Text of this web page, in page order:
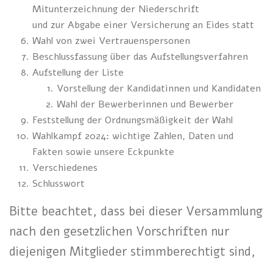
Mitunterzeichnung der Niederschrift
und zur Abgabe einer Versicherung an Eides statt
Wahl von zwei Vertrauenspersonen
Beschlussfassung über das Aufstellungsverfahren
Aufstellung der Liste
Vorstellung der Kandidatinnen und Kandidaten
Wahl der Bewerberinnen und Bewerber
Feststellung der Ordnungsmäßigkeit der Wahl
Wahlkampf 2024: wichtige Zahlen, Daten und
Fakten sowie unsere Eckpunkte
Verschiedenes
Schlusswort
Bitte beachtet, dass bei dieser Versammlung
nach den gesetzlichen Vorschriften nur
diejenigen Mitglieder stimmberechtigt sind,